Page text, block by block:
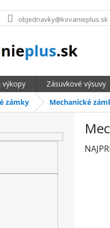
objednavky@kovanieplus.sk
výkopy
Zásuvkové výsuvy
zámky Mechanické